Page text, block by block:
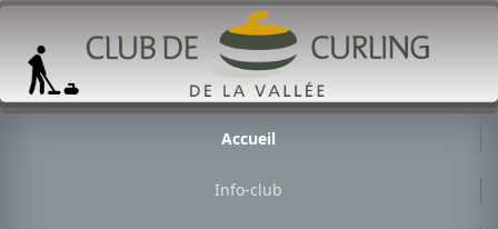
Accueil
Info-club